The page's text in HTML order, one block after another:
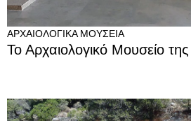
ΑΡΧΑΙΟΛΟΓΙΚΆ ΜΟΥΣΕΊΑ
Το Αρχαιολογικό Μουσείο